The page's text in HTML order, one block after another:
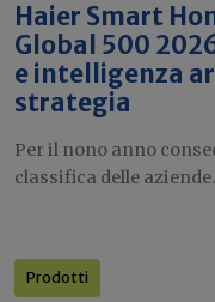
Haier Smart
Global 500
e intelligenza
strategia
Per il nono anno
classifica delle
Prodotti